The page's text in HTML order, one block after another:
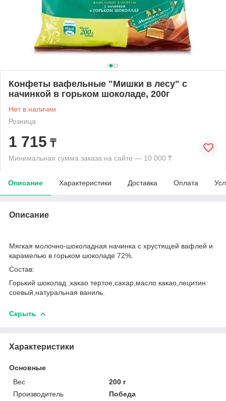
Конфеты вафельные "Мишки в лесу" с
начинкой в горьком шоколаде, 200г
Нет в наличии
Розница
1 715 ₸
Минимальная сумма заказа на сайте — 10 000 ₸
Описание Характеристики Доставка Оплата
Описание
Мягкая молочно-шоколадная начинка с хрустящей вафлей и
карамелью в горьком шоколаде 72%.
Состав:
Горький шоколад ,какао тертое,сахар,масло какао,лецитин
соевый,натуральная ваниль.
Скрыть
Характеристики
Основные
Вес
200 г
Производитель
Победа